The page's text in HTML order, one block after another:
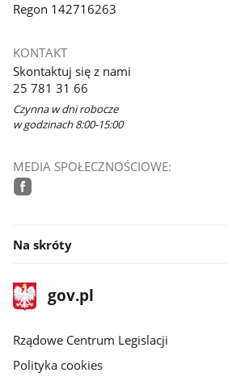
Regon 142716263
KONTAKT
Skontaktuj się z nami
25 781 31 66
Czynna w dni robocze
w godzinach 8:00-15:00
MEDIA SPOŁECZNOŚCIOWE:
Na skróty
stopka
gov.plStrona
gov.pl
Rządowe Centrum Legislacji
Polityka cookies